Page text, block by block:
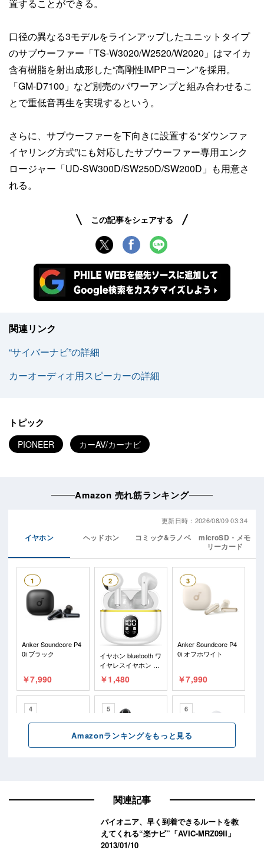
置することができる。
口径の異なる3モデルをラインアップしたユニットタイプ
のサブウーファー「TS-W3020/W2520/W2020」はマイカ
含有樹脂を射出成形した“高剛性IMPPコーン”を採用。
「GM-D7100」など別売のパワーアンプと組み合わせるこ
とで重低音再生を実現するという。
さらに、サブウーファーを下向きに設置する“ダウンファ
イヤリング方式”にも対応したサブウーファー専用エンク
ロージャー「UD-SW300D/SW250D/SW200D」も用意さ
れる。
この記事をシェアする
関連リンク
“サイバーナビ”の詳細
カーオーディオ用スピーカーの詳細
トピック
PIONEER カーAV/カーナビ
関連記事
パイオニア、早く到着できるルートを教
えてくれる“楽ナビ”「AVIC-MRZ09II」
2013/01/10